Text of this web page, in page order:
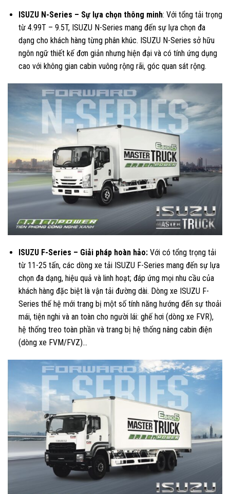
ISUZU N-Series – Sự lựa chọn thông minh: Với tổng tải trọng
từ 4.99T – 9.5T, ISUZU N-Series mang đến sự lựa chọn đa
dạng cho khách hàng từng phân khúc. ISUZU N-Series sở hữu
ngôn ngữ thiết kế đơn giản nhưng hiện đại và có tính ứng dụng
cao với không gian cabin vuông rộng rãi, góc quan sát rộng.
ISUZU F-Series – Giải pháp hoàn hảo:Với có tổng trọng tải
từ 11-25 tấn, các dòng xe tải ISUZU F-Series mang đến sự lựa
chọn đa dạng, hiệu quả và linh hoạt; đáp ứng mọi nhu cầu của
khách hàng đặc biệt là vận tải đường dài. Dòng xe ISUZU F-
Series thế hệ mới trang bị một số tính năng hướng đến sự thoải
mái, tiện nghi và an toàn cho người lái: ghế hơi (dòng xe FVR),
hệ thống treo toàn phần và trang bị hệ thống nâng cabin điện
(dòng xe FVM/FVZ)…